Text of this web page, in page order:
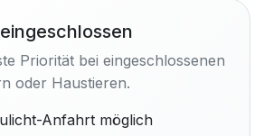
Priorität bei eingeschlossenen
oder Haustieren.
Anfahrt möglich